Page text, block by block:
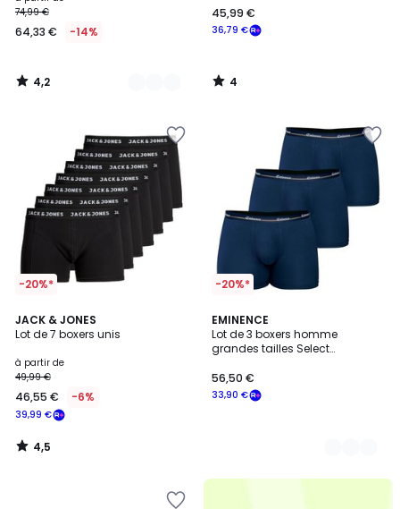
à
partir
64,33
€
14%
de
réduction
appliquée.
74,99 €
64,33 € -14%
4,2
/
36,79 €
45,99 €
4
/
-20%*
JACK & JONES
Lot de 7 boxers unis
à partir de
39,99 €
49,99 €
46,55 € -6%
4,5
/ 5
4,5
/
-20%*
EMINENCE
Lot de 3 boxers homme
grandes tailles Select
33,90 €
56,50 €
2
Couleurs